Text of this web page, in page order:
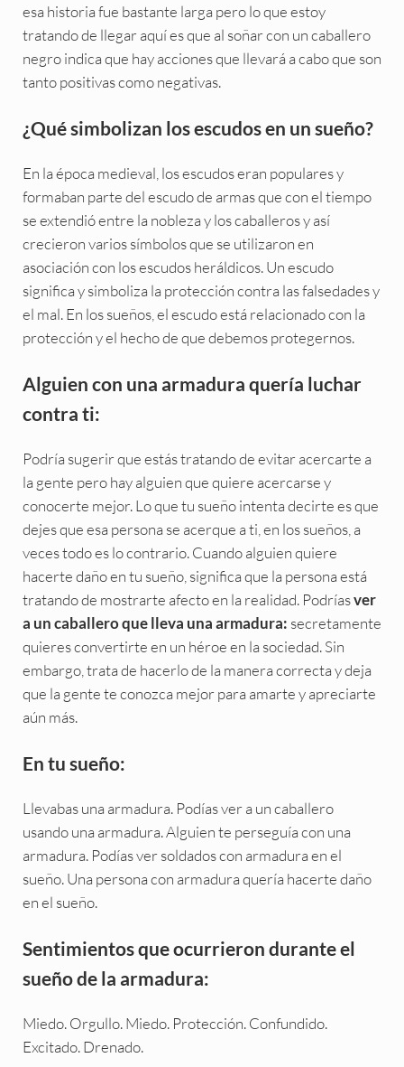
esa historia fue bastante larga pero lo que estoy
tratando de llegar aquí es que al soñar con un caballero
negro indica que hay acciones que llevará a cabo que son
tanto positivas como negativas.
¿Qué simbolizan los escudos en un sueño?
En la época medieval, los escudos eran populares y
formaban parte del escudo de armas que con el tiempo
se extendió entre la nobleza y los caballeros y así
crecieron varios símbolos que se utilizaron en
asociación con los escudos heráldicos. Un escudo
significa y simboliza la protección contra las falsedades y
el mal. En los sueños, el escudo está relacionado con la
protección y el hecho de que debemos protegernos.
Alguien con una armadura quería luchar
contra ti:
Podría sugerir que estás tratando de evitar acercarte a
la gente pero hay alguien que quiere acercarse y
conocerte mejor. Lo que tu sueño intenta decirte es que
dejes que esa persona se acerque a ti, en los sueños, a
veces todo es lo contrario. Cuando alguien quiere
hacerte daño en tu sueño, significa que la persona está
tratando de mostrarte afecto en la realidad. Podríasver
a un caballero que lleva una armadura: secretamente
quieres convertirte en un héroe en la sociedad. Sin
embargo, trata de hacerlo de la manera correcta y deja
que la gente te conozca mejor para amarte y apreciarte
aún más.
En tu sueño:
Llevabas una armadura. Podías ver a un caballero
usando una armadura. Alguien te perseguía con una
armadura. Podías ver soldados con armadura en el
sueño. Una persona con armadura quería hacerte daño
en el sueño.
Sentimientos que ocurrieron durante el
sueño de la armadura:
Miedo. Orgullo. Miedo. Protección. Confundido.
Excitado. Drenado.